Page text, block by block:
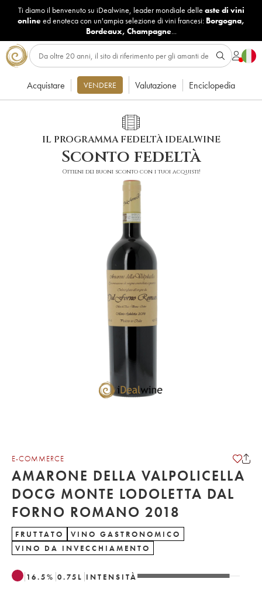
Ti diamo il benvenuto su iDealwine, leader mondiale delle aste di vini
onlineed enoteca con un'ampia selezione di vini francesi: Borgogna,
Bordeaux, Champagne...
Acquistare VENDERE Valutazione Enciclopedia
IL PROGRAMMA FEDELTÀ IDEALWINE
Sconto fedeltà
Ottieni dei buoni sconto con i tuoi acquisti!
E-COMMERCE
AMARONE DELLA VALPOLICELLA
DOCG MONTE LODOLETTA DAL
FORNO ROMANO 2018
FRUTTATO
VINO GASTRONOMICO
VINO DA INVECCHIAMENTO
16.5% 0.75 L INTENSITÀ